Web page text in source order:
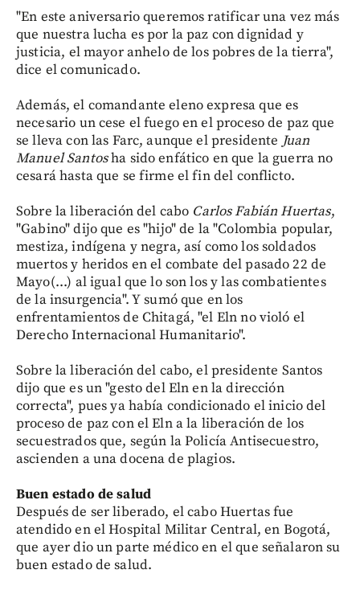
"En este aniversario queremos ratificar una vez más
que nuestra lucha es por la paz con dignidad y
justicia, el mayor anhelo de los pobres de la tierra",
dice el comunicado.
Además, el comandante eleno expresa que es
necesario un cese el fuego en el proceso de paz que
se lleva con las Farc, aunque el presidente Juan
Manuel Santosha sido enfático en que la guerra no
cesará hasta que se firme el fin del conflicto.
Sobre la liberación del cabo Carlos Fabián Huertas,
"Gabino" dijo que es "hijo" de la "Colombia popular,
mestiza, indígena y negra, así como los soldados
muertos y heridos en el combate del pasado 22 de
Mayo(...) al igual que lo son los y las combatientes
de la insurgencia". Y sumó que en los
enfrentamientos de Chitagá, "el Eln no violó el
Derecho Internacional Humanitario".
Sobre la liberación del cabo, el presidente Santos
dijo que es un "gesto del Eln en la dirección
correcta", pues ya había condicionado el inicio del
proceso de paz con el Eln a la liberación de los
secuestrados que, según la Policía Antisecuestro,
ascienden a una docena de plagios.
Buen estado de salud
Después de ser liberado, el cabo Huertas fue
atendido en el Hospital Militar Central, en Bogotá,
que ayer dio un parte médico en el que señalaron su
buen estado de salud.